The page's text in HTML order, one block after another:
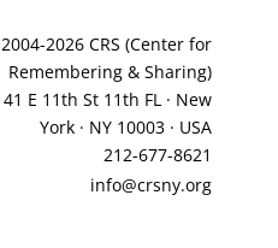
2004-2026 CRS (Center for
Remembering & Sharing)
41 E 11th St 11th FL · New
York · NY 10003 · USA
212-677-8621
info@crsny.org